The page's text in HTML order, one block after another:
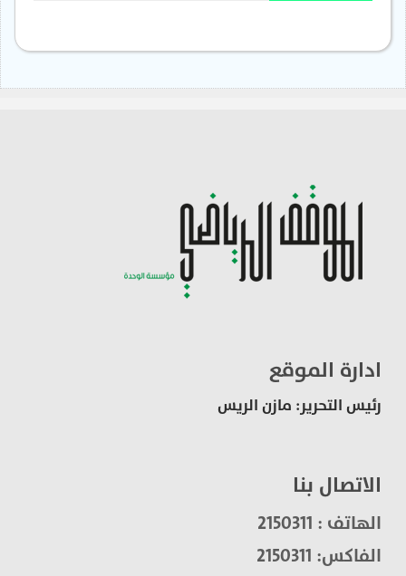
ادارة الموقع
رئيس التحرير: مازن الريس
الاتصال بنا
الهاتف : 2150311
الفاكس: 2150311